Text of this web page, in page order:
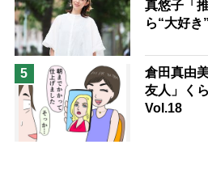
真悠子「
ら“大好き
場は「愛
5
倉田真由
友人」く
Vol.18